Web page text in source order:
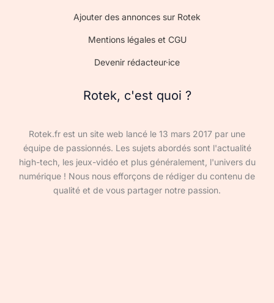
Ajouter des annonces sur Rotek
Mentions légales et CGU
Devenir rédacteur·ice
Rotek, c'est quoi ?
Rotek.fr est un site web lancé le 13 mars 2017 par une
équipe de passionnés. Les sujets abordés sont l'actualité
high-tech, les jeux-vidéo et plus généralement, l'univers du
numérique ! Nous nous efforçons de rédiger du contenu de
qualité et de vous partager notre passion.